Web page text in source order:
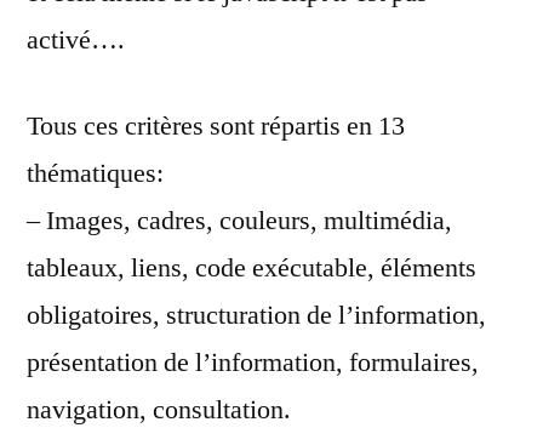
activé….
Tous ces critères sont répartis en 13
thématiques:
– Images, cadres, couleurs, multimédia,
tableaux, liens, code exécutable, éléments
obligatoires, structuration de l’information,
présentation de l’information, formulaires,
navigation, consultation.